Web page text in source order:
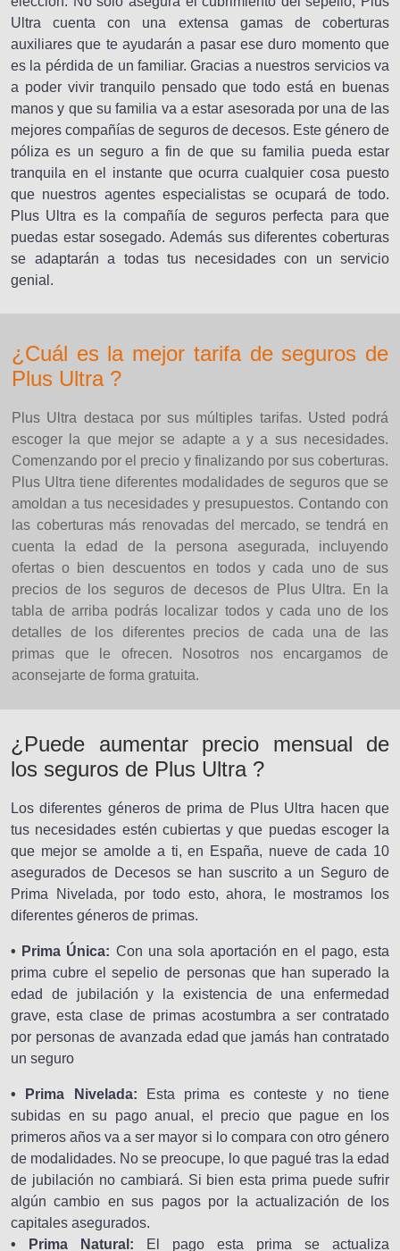
Ultra cuenta con una extensa gamas de coberturas
auxiliares que te ayudarán a pasar ese duro momento que
es la pérdida de un familiar. Gracias a nuestros servicios va
a poder vivir tranquilo pensado que todo está en buenas
manos y que su familia va a estar asesorada por una de las
mejores compañías de seguros de decesos. Este género de
póliza es un seguro a fin de que su familia pueda estar
tranquila en el instante que ocurra cualquier cosa puesto
que nuestros agentes especialistas se ocupará de todo.
Plus Ultra es la compañía de seguros perfecta para que
puedas estar sosegado. Además sus diferentes coberturas
se adaptarán a todas tus necesidades con un servicio
genial.
¿Cuál es la mejor tarifa de seguros de
Plus Ultra ?
Plus Ultra destaca por sus múltiples tarifas. Usted podrá
escoger la que mejor se adapte a y a sus necesidades.
Comenzando por el precio y finalizando por sus coberturas.
Plus Ultra tiene diferentes modalidades de seguros que se
amoldan a tus necesidades y presupuestos. Contando con
las coberturas más renovadas del mercado, se tendrá en
cuenta la edad de la persona asegurada, incluyendo
ofertas o bien descuentos en todos y cada uno de sus
precios de los seguros de decesos de Plus Ultra. En la
tabla de arriba podrás localizar todos y cada uno de los
detalles de los diferentes precios de cada una de las
primas que le ofrecen. Nosotros nos encargamos de
aconsejarte de forma gratuita.
¿Puede aumentar precio mensual de
los seguros de Plus Ultra ?
Los diferentes géneros de prima de Plus Ultra hacen que
tus necesidades estén cubiertas y que puedas escoger la
que mejor se amolde a ti, en España, nueve de cada 10
asegurados de Decesos se han suscrito a un Seguro de
Prima Nivelada, por todo esto, ahora, le mostramos los
diferentes géneros de primas.
• Prima Única: Con una sola aportación en el pago, esta
prima cubre el sepelio de personas que han superado la
edad de jubilación y la existencia de una enfermedad
grave, esta clase de primas acostumbra a ser contratado
por personas de avanzada edad que jamás han contratado
un seguro
• Prima Nivelada: Esta prima es conteste y no tiene
subidas en su pago anual, el precio que pague en los
primeros años va a ser mayor si lo compara con otro género
de modalidades. No se preocupe, lo que pagué tras la edad
de jubilación no cambiará. Si bien esta prima puede sufrir
algún cambio en sus pagos por la actualización de los
capitales asegurados.
• Prima Natural: El pago esta prima se actualiza